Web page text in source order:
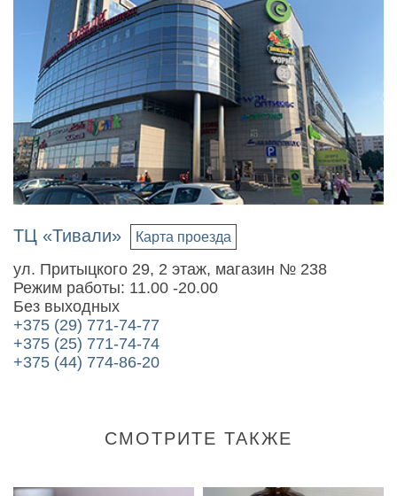
ТЦ «Тивали» Карта проезда
ул. Притыцкого 29, 2 этаж, магазин № 238
Режим работы: 11.00 -20.00
Без выходных
+375 (29) 771-74-77
+375 (25) 771-74-74
+375 (44) 774-86-20
СМОТРИТЕ ТАКЖЕ